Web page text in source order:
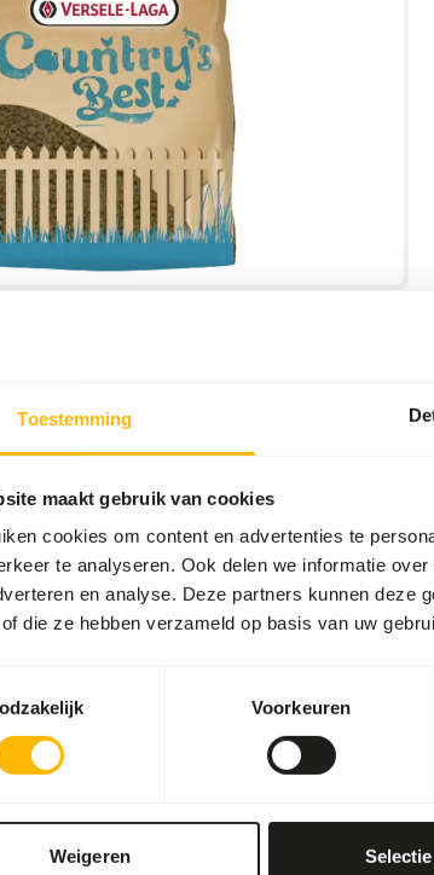
Toestemming
maakt gebruik van cookies
cookies om content en advertenties te
te analyseren. Ook delen we informatie
en analyse. Deze partners kunnen deze
die ze hebben verzameld op basis van uw
Voorkeuren
Weigeren
SEA DUCK is a 4 mm floating pellet for
or brackish water, from the age of 4
35% protein and all other nutrients to
condition.
from fish meal, shrimp and plankton.
spirulina, algae and sea salt.
high floating capacity, so that the animals